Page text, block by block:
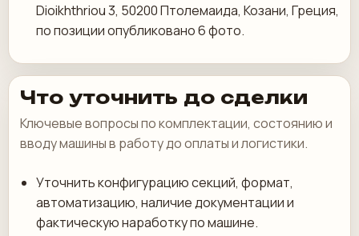
Dioikhthriou 3, 50200 Птолемаида, Козани, Греция,
по позиции опубликовано 6 фото.
Что уточнить до сделки
Ключевые вопросы по комплектации, состоянию и
вводу машины в работу до оплаты и логистики.
Уточнить конфигурацию секций, формат,
автоматизацию, наличие документации и
фактическую наработку по машине.